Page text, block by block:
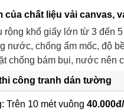
của chất liệu vải canvas,
rộng khổ giấy lớn từ 3 đến
nước, chống ẩm mốc, độ
chống bám bụi, nước nên
công tranh dán tường
Trên 10 mét vuông